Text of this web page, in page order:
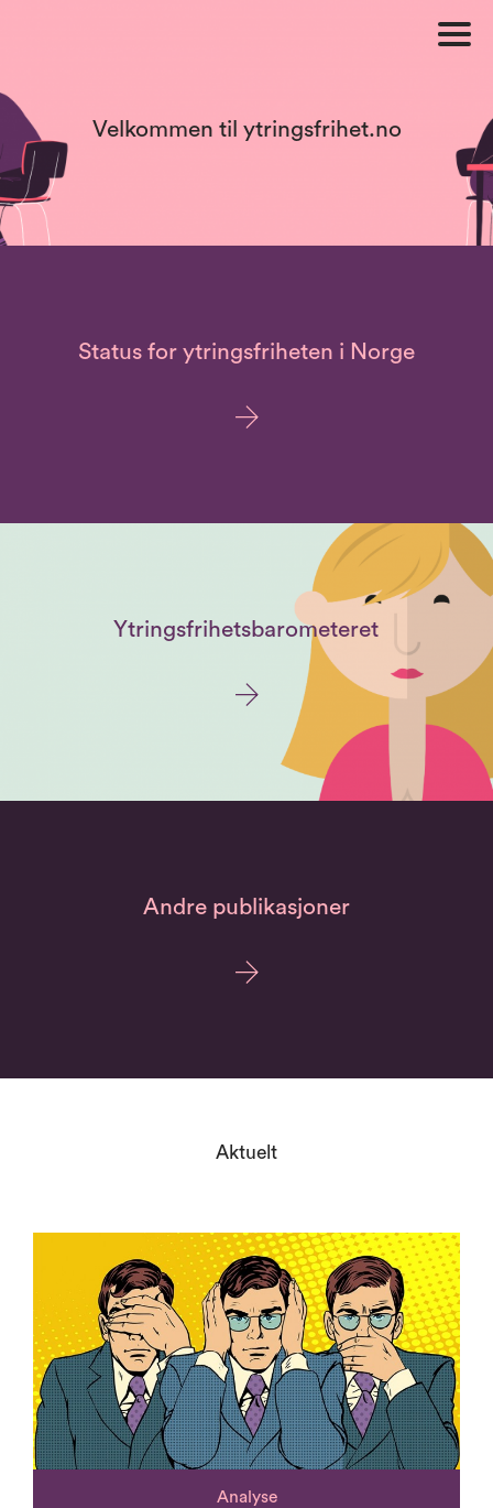
Velkommen til ytringsfrihet.no
Status for ytringsfriheten i Norge
Ytringsfrihetsbarometeret
Andre publikasjoner
Aktuelt
Analyse